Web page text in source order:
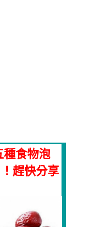
種食物泡
趕快分享